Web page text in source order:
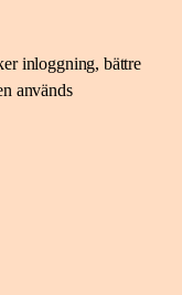
inloggning, bättre
används